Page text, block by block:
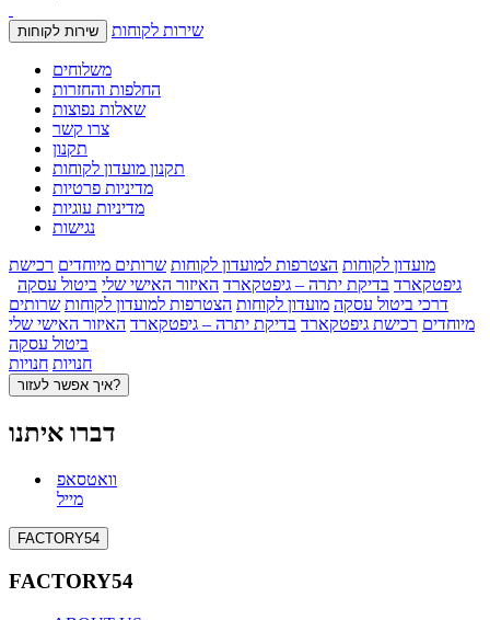
שירות לקוחות שירות לקוחות
משלוחים
החלפות והחזרות
שאלות נפוצות
צרו קשר
תקנון
תקנון מועדון לקוחות
מדיניות פרטיות
מדיניות עוגיות
נגישות
מועדון לקוחות הצטרפות למועדון לקוחות שרותים מיוחדים רכישת
גיפטקארד בדיקת יתרה – גיפטקארד האיזור האישי שלי ביטול עסקה
דרכי ביטול עסקה מועדון לקוחות הצטרפות למועדון לקוחות שרותים
מיוחדים רכישת גיפטקארד בדיקת יתרה – גיפטקארד האיזור האישי שלי
ביטול עסקה
חנויות חנויות
איך אפשר לעזור?
דברו איתנו
וואטסאפ
מייל
FACTORY54
FACTORY54